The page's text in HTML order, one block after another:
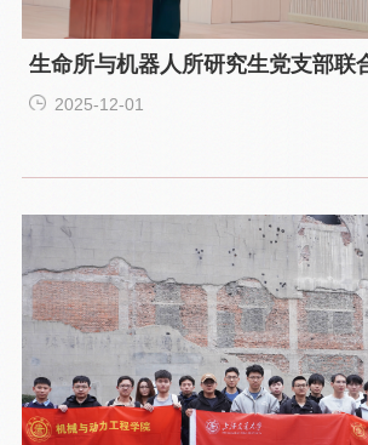
生命所与机器人所研究生党支部联
进十五五 接续奋进新征程”十一月
2025-12-01